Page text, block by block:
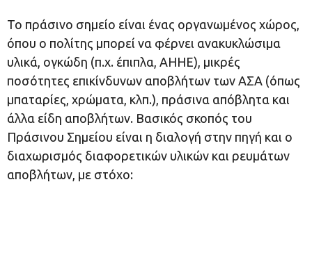
Το πράσινο σημείο είναι ένας οργανωμένος χώρος,
όπου ο πολίτης μπορεί να φέρνει ανακυκλώσιμα
υλικά, ογκώδη (π.χ. έπιπλα, ΑΗΗΕ), μικρές
ποσότητες επικίνδυνων αποβλήτων των ΑΣΑ (όπως
μπαταρίες, χρώματα, κλπ.), πράσινα απόβλητα και
άλλα είδη αποβλήτων. Βασικός σκοπός του
Πράσινου Σημείου είναι η διαλογή στην πηγή και ο
διαχωρισμός διαφορετικών υλικών και ρευμάτων
αποβλήτων, με στόχο: